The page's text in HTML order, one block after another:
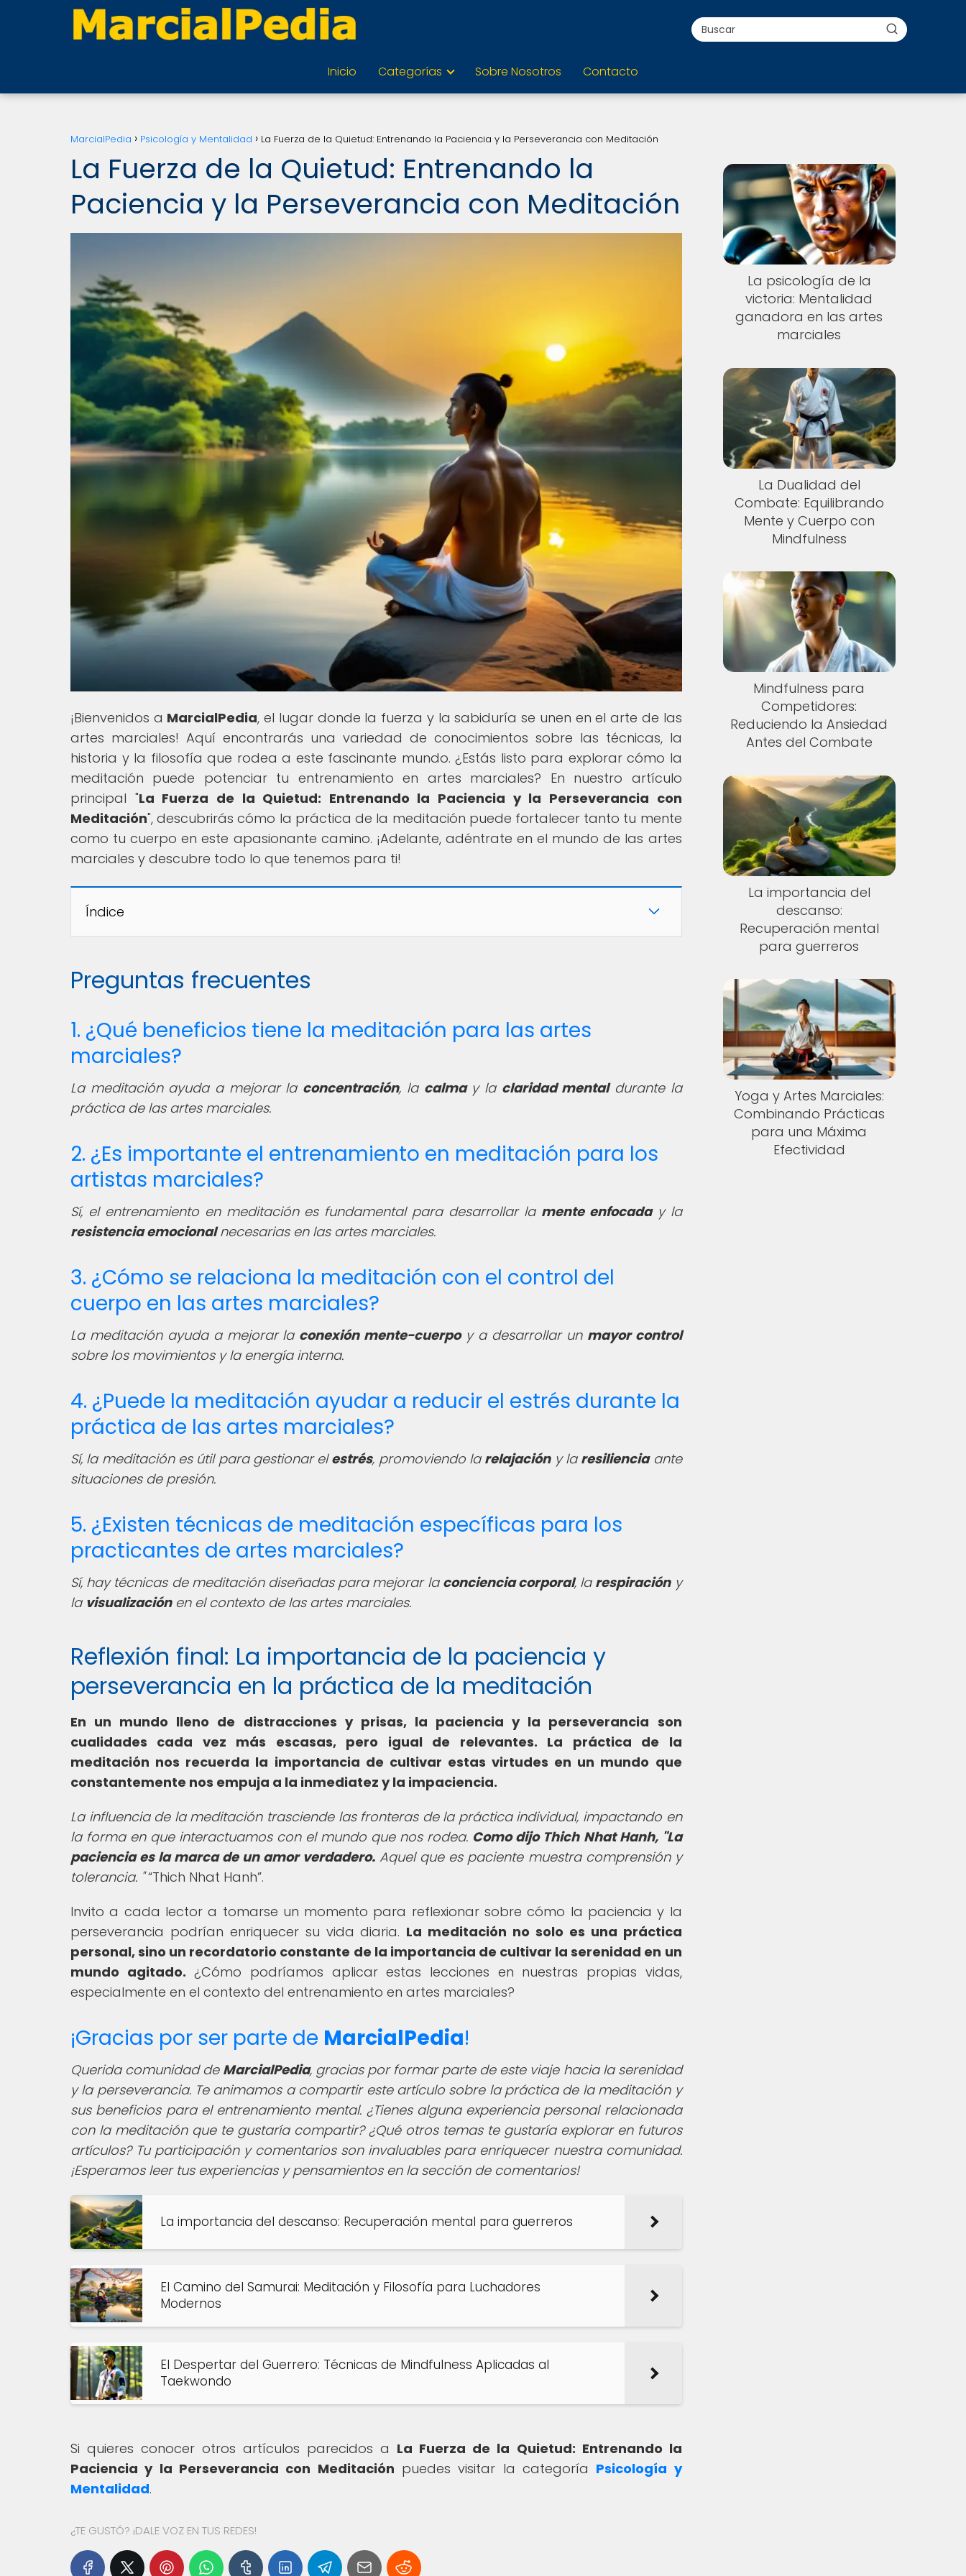
Inicio Categorías Sobre Nosotros Contacto
MarcialPedia Psicología y Mentalidad La Fuerza de la Quietud: Entrenando la Paciencia y la Perseverancia con Meditación
La Fuerza de la Quietud: Entrenando la
Paciencia y la Perseverancia con Meditación
¡Bienvenidos a MarcialPedia, el lugar donde la fuerza y la sabiduría se unen en el arte de las
artes marciales! Aquí encontrarás una variedad de conocimientos sobre las técnicas, la
historia y la filosofía que rodea a este fascinante mundo. ¿Estás listo para explorar cómo la
meditación puede potenciar tu entrenamiento en artes marciales? En nuestro artículo
principal "La Fuerza de la Quietud: Entrenando la Paciencia y la Perseverancia con
Meditación", descubrirás cómo la práctica de la meditación puede fortalecer tanto tu mente
como tu cuerpo en este apasionante camino. ¡Adelante, adéntrate en el mundo de las artes
marciales y descubre todo lo que tenemos para ti!
Índice
Preguntas frecuentes
1. ¿Qué beneficios tiene la meditación para las artes
marciales?
La meditación ayuda a mejorar la concentración, la calmay la claridad mentaldurante la
práctica de las artes marciales.
2. ¿Es importante el entrenamiento en meditación para los
artistas marciales?
Sí, el entrenamiento en meditación es fundamental para desarrollar la mente enfocaday la
resistencia emocionalnecesarias en las artes marciales.
3. ¿Cómo se relaciona la meditación con el control del
cuerpo en las artes marciales?
La meditación ayuda a mejorar la conexión mente-cuerpoy a desarrollar un mayor control
sobre los movimientos y la energía interna.
4. ¿Puede la meditación ayudar a reducir el estrés durante la
práctica de las artes marciales?
Sí, la meditación es útil para gestionar elestrés, promoviendo la relajacióny la resilienciaante
situaciones de presión.
5. ¿Existen técnicas de meditación específicas para los
practicantes de artes marciales?
Sí, hay técnicas de meditación diseñadas para mejorar la conciencia corporal, la respiracióny
la visualizaciónen el contexto de las artes marciales.
Reflexión final: La importancia de la paciencia y
perseverancia en la práctica de la meditación
En un mundo lleno de distracciones y prisas, la paciencia y la perseverancia son
cualidades cada vez más escasas, pero igual de relevantes. La práctica de la
meditación nos recuerda la importancia de cultivar estas virtudes en un mundo que
constantemente nos empuja a la inmediatez y la impaciencia.
La influencia de la meditación trasciende las fronteras de la práctica individual, impactando en
la forma en que interactuamos con el mundo que nos rodea. Como dijo Thich Nhat Hanh, "La
paciencia es la marca de un amor verdadero. Aquel que es paciente muestra comprensión y
tolerancia. " Thich Nhat Hanh .
Invito a cada lector a tomarse un momento para reflexionar sobre cómo la paciencia y la
perseverancia podrían enriquecer su vida diaria. La meditación no solo es una práctica
personal, sino un recordatorio constante de la importancia de cultivar la serenidad en un
mundo agitado. ¿Cómo podríamos aplicar estas lecciones en nuestras propias vidas,
especialmente en el contexto del entrenamiento en artes marciales?
¡Gracias por ser parte de MarcialPedia!
Querida comunidad de MarcialPedia, gracias por formar parte de este viaje hacia la serenidad
y la perseverancia. Te animamos a compartir este artículo sobre la práctica de la meditación y
sus beneficios para el entrenamiento mental. ¿Tienes alguna experiencia personal relacionada
con la meditación que te gustaría compartir? ¿Qué otros temas te gustaría explorar en futuros
artículos? Tu participación y comentarios son invaluables para enriquecer nuestra comunidad.
¡Esperamos leer tus experiencias y pensamientos en la sección de comentarios!
La importancia del descanso: Recuperación mental para guerreros
El Camino del Samurai: Meditación y Filosofía para Luchadores
Modernos
El Despertar del Guerrero: Técnicas de Mindfulness Aplicadas al
Taekwondo
Si quieres conocer otros artículos parecidos a La Fuerza de la Quietud: Entrenando la
Paciencia y la Perseverancia con Meditación puedes visitar la categoría Psicología y
Mentalidad.
¿TE GUSTÓ? ¡DALE VOZ EN TUS REDES!
La psicología de la
victoria: Mentalidad
ganadora en las artes
marciales
La Dualidad del
Combate: Equilibrando
Mente y Cuerpo con
Mindfulness
Mindfulness para
Competidores:
Reduciendo la Ansiedad
Antes del Combate
La importancia del
descanso:
Recuperación mental
para guerreros
Yoga y Artes Marciales:
Combinando Prácticas
para una Máxima
Efectividad